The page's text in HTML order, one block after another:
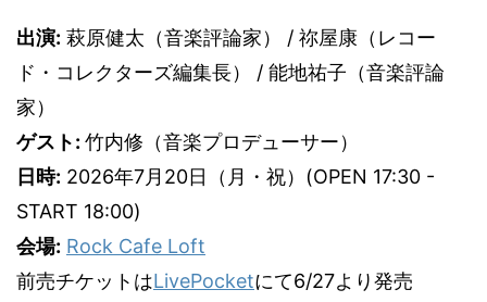
出演: 萩原健太（音楽評論家） / 祢屋康（レコー
ド・コレクターズ編集長） / 能地祐子（音楽評論
家）
ゲスト: 竹内修（音楽プロデューサー）
日時: 2026年7月20日（月・祝）(OPEN 17:30 -
START 18:00)
会場: Rock Cafe Loft
前売チケットはLivePocketにて6/27より発売